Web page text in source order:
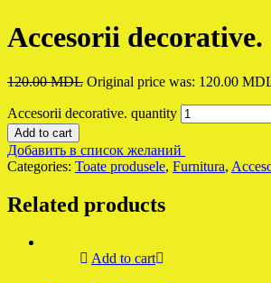
Accesorii decorative.
120.00MDL Original price was: 120.00
Accesorii decorative. quantity
Add to cart
Добавить в список желаний
Categories: Toate produsele, Furnitura,
Related products
Add to cart